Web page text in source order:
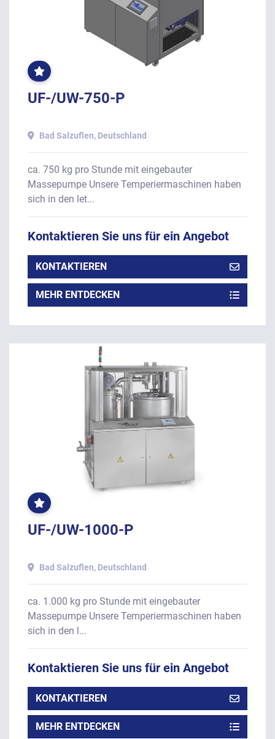
OFT
GEKLICKT
UF-/UW-750-P
Bad Salzuflen, Deutschland
ca. 750 kg pro Stunde mit eingebauter
Massepumpe Unsere Temperiermaschinen haben
sich in den let...
Kontaktieren Sie uns für ein Angebot
KONTAKTIEREN
MEHR ENTDECKEN
OFT
GEKLICKT
UF-/UW-1000-P
Bad Salzuflen, Deutschland
ca. 1.000 kg pro Stunde mit eingebauter
Massepumpe Unsere Temperiermaschinen haben
sich in den l...
Kontaktieren Sie uns für ein Angebot
KONTAKTIEREN
MEHR ENTDECKEN